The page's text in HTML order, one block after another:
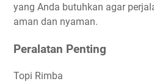
yang Anda butuhkan agar
aman dan nyaman.
Peralatan Penting
Topi Rimba